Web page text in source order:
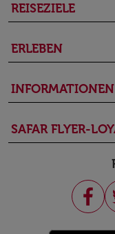
REISEZIELE
ERLEBEN
INFORMATIONEN
SAFAR FLYER-